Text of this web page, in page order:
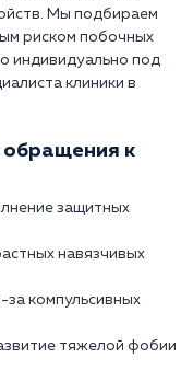
Мы подбираем
риском побочных
индивидуально под
клиники в
обращения к
защитных
навязчивых
компульсивных
тяжелой фобии